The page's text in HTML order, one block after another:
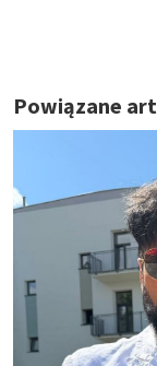
Powiązane